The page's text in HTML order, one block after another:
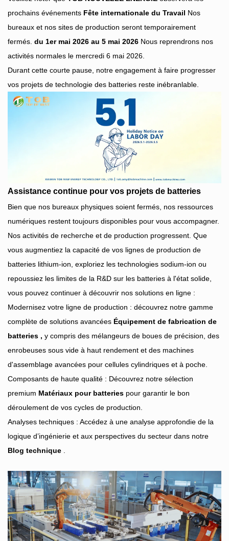
prochains événements Fête internationale du Travail Nos
bureaux et nos sites de production seront temporairement
fermés. du 1er mai 2026 au 5 mai 2026 Nous reprendrons nos
activités normales le mercredi 6 mai 2026.
Durant cette courte pause, notre engagement à faire progresser
vos projets de technologie des batteries reste inébranlable.
Assistance continue pour vos projets de batteries
Bien que nos bureaux physiques soient fermés, nos ressources
numériques restent toujours disponibles pour vous accompagner.
Nos activités de recherche et de production progressent. Que
vous augmentiez la capacité de vos lignes de production de
batteries lithium-ion, exploriez les technologies sodium-ion ou
repoussiez les limites de la R&D sur les batteries à l'état solide,
vous pouvez continuer à découvrir nos solutions en ligne :
Modernisez votre ligne de production : découvrez notre gamme
complète de solutions avancées Équipement de fabrication de
batteries , y compris des mélangeurs de boues de précision, des
enrobeuses sous vide à haut rendement et des machines
d'assemblage avancées pour cellules cylindriques et à poche.
Composants de haute qualité : Découvrez notre sélection
premium Matériaux pour batteries pour garantir le bon
déroulement de vos cycles de production.
Analyses techniques : Accédez à une analyse approfondie de la
logique d’ingénierie et aux perspectives du secteur dans notre
Blog technique